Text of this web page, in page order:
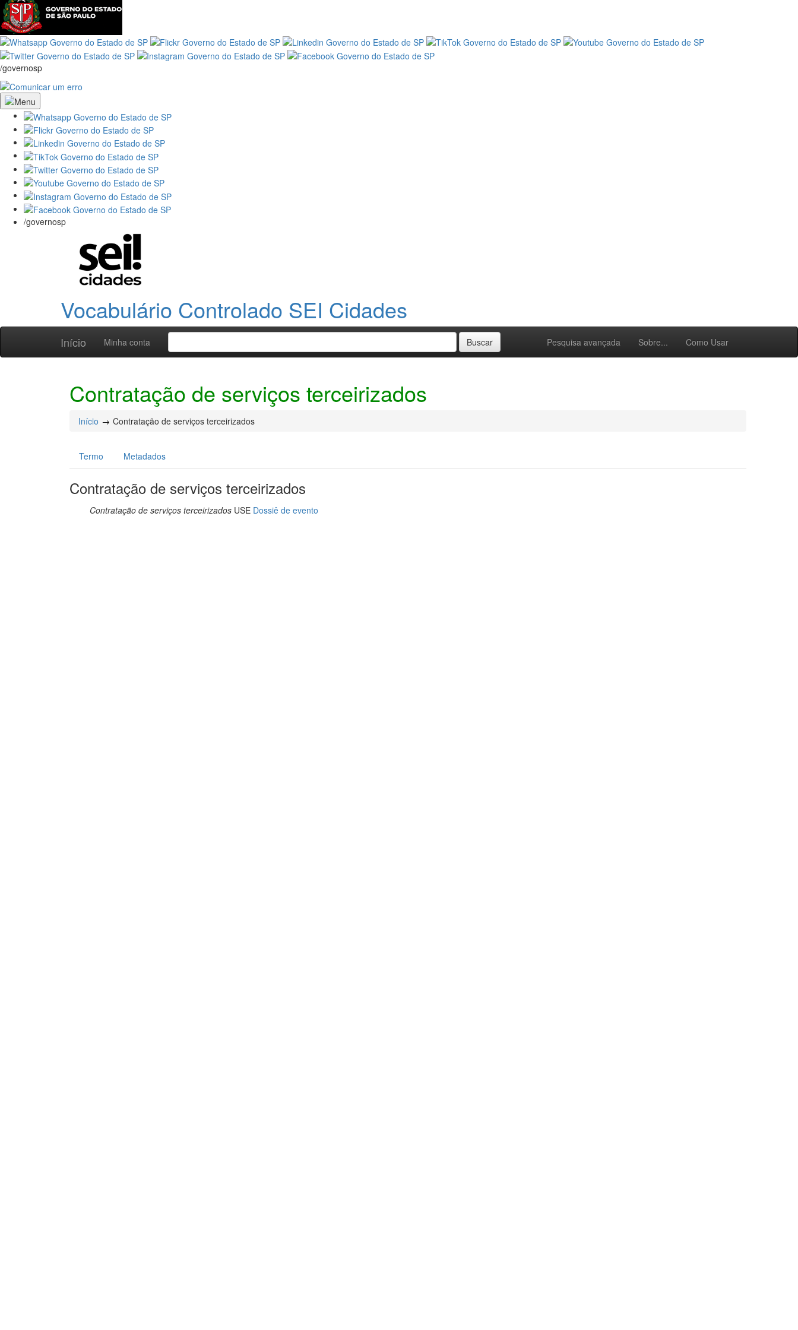
/governosp
/governosp
Vocabulário Controlado SEI Cidades
Início Pesquisa avançada Sobre... Como Usar
Minha conta
Contratação de serviços terceirizados
Início Contratação de serviços terceirizados
Termo Metadados
Contratação de serviços terceirizados
Contratação de serviços terceirizados USE Dossiê de evento